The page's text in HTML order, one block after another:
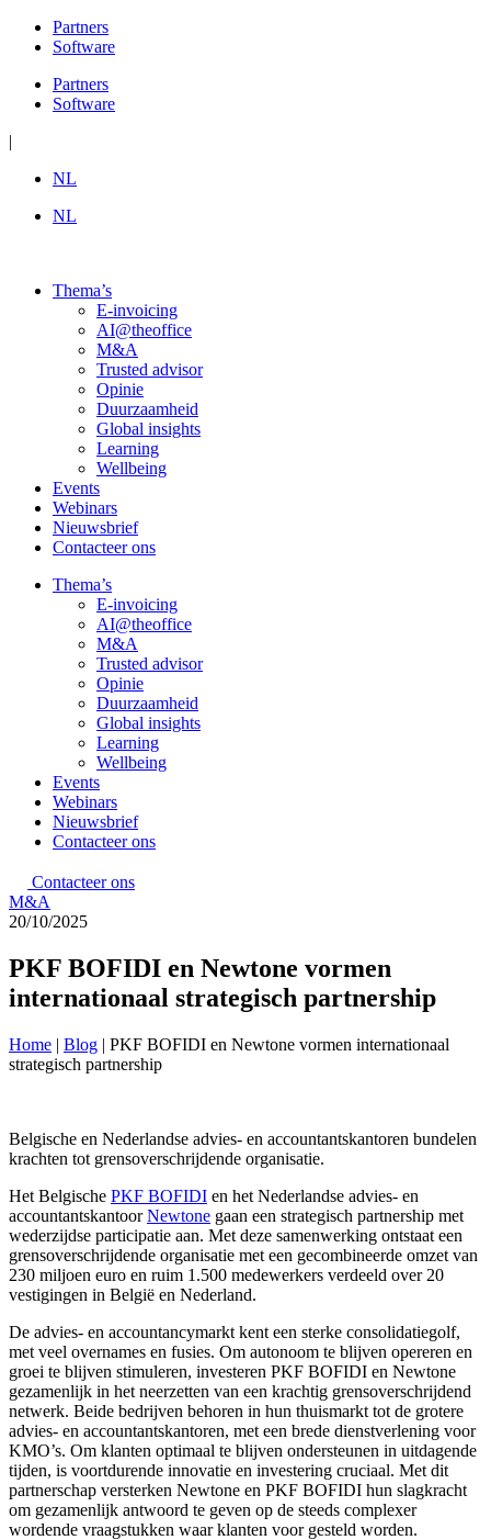
naar
inhoud
Partners
Software
Partners
Software
|
NL
NL
Thema’s
E-invoicing
AI@theoffice
M&A
Trusted advisor
Opinie
Duurzaamheid
Global insights
Learning
Wellbeing
Events
Webinars
Nieuwsbrief
Contacteer ons
Thema’s
E-invoicing
AI@theoffice
M&A
Trusted advisor
Opinie
Duurzaamheid
Global insights
Learning
Wellbeing
Events
Webinars
Nieuwsbrief
Contacteer ons
Contacteer ons
M&A
20/10/2025
PKF BOFIDI en Newtone vormen
internationaal strategisch partnership
Home | Blog | PKF BOFIDI en Newtone vormen internationaal
strategisch partnership
Belgische en Nederlandse advies- en accountantskantoren bundelen
krachten tot grensoverschrijdende organisatie.
Het Belgische PKF BOFIDI en het Nederlandse advies- en
accountantskantoorNewtone gaan een strategisch partnership met
wederzijdse participatie aan. Met deze samenwerking ontstaat een
grensoverschrijdende organisatie met een gecombineerde omzet van
230 miljoen euro en ruim 1.500 medewerkers verdeeld over 20
vestigingen in België en Nederland.
De advies- en accountancymarkt kent een sterke consolidatiegolf,
met veel overnames en fusies. Om autonoom te blijven opereren en
groei te blijven stimuleren, investeren PKF BOFIDI en Newtone
gezamenlijk in het neerzetten van een krachtig grensoverschrijdend
netwerk. Beide bedrijven behoren in hun thuismarkt tot de grotere
advies- en accountantskantoren, met een brede dienstverlening voor
KMO’s. Om klanten optimaal te blijven ondersteunen in uitdagende
tijden, is voortdurende innovatie en investering cruciaal. Met dit
partnerschap versterken Newtone en PKF BOFIDI hun slagkracht
om gezamenlijk antwoord te geven op de steeds complexer
wordende vraagstukken waar klanten voor gesteld worden.